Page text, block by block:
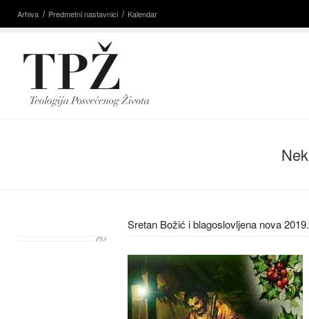
Arhiva Predmetni nastavnici Kalendar
Sretan Božić i blagoslovljena nova